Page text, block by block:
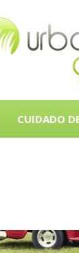
CUIDADO